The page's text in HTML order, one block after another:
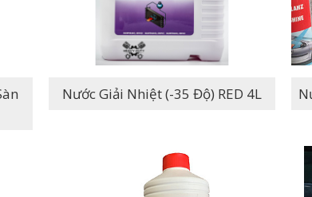
Nước Giải Nhiệt (-35 Độ) RED 4L